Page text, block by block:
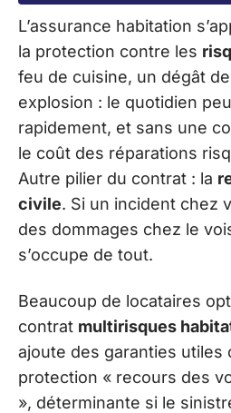
L’assurance habitation
la protection contre les
feu de cuisine, un dégât
explosion : le quotidien
rapidement, et sans une
le coût des réparations
Autre pilier du contrat : la
civile. Si un incident chez
des dommages chez le
s’occupe de tout.
Beaucoup de locataires
contrat multirisques
ajoute des garanties utiles
protection « recours des
», déterminante si le